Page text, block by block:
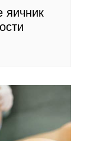
яичник